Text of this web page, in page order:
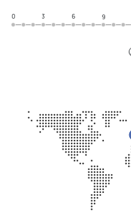
0
3 6 9